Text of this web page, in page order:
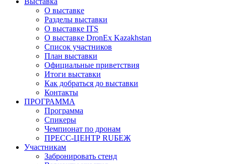
О выставке
Разделы выставки
О выставке ITS
О выставке DronEx Kazakhstan
Список участников
План выставки
Официальные приветствия
Итоги выставки
Как добраться до выставки
Контакты
ПРОГРАММА
Программа
Спикеры
Чемпионат по дронам
ПРЕСС-ЦЕНТР RUБЕЖ
Участникам
Забронировать стенд